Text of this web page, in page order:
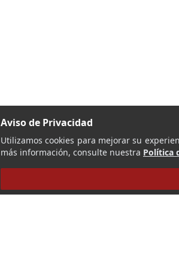
Aviso de Privacidad
Utilizamos cookies para mejorar su
más información, consulte nuestra Política